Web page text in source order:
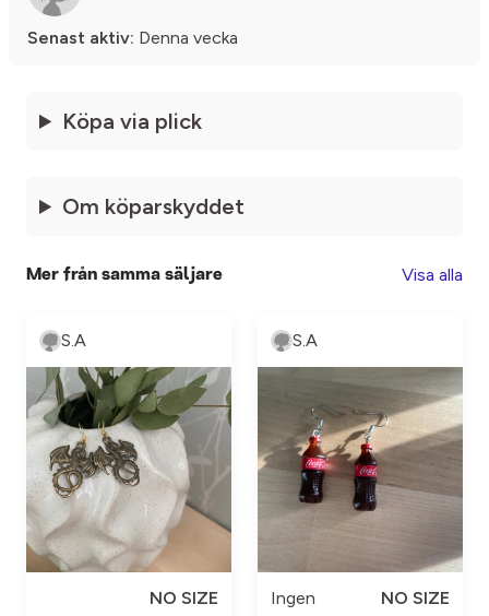
Senast aktiv: Denna vecka
Köpa via plick
Om köparskyddet
Mer från samma säljare Visa alla
S.A
NO SIZE
S.A
Ingen NO SIZE